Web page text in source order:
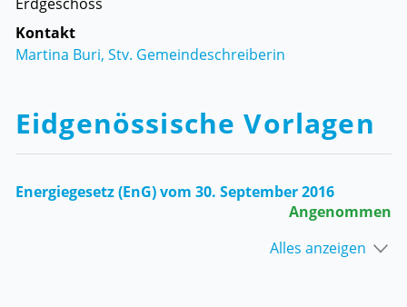
Kontakt
Martina Buri, Stv. Gemeindeschreiberin
Eidgenössische Vorlagen
Energiegesetz (EnG) vom 30. September 2016
Angenommen
Alles anzeigen